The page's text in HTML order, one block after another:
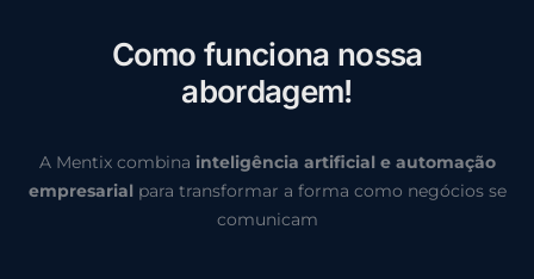
Como funciona nossa
abordagem!
A Mentix combina inteligência artificial e automação
empresarial para transformar a forma como negócios se
comunicam